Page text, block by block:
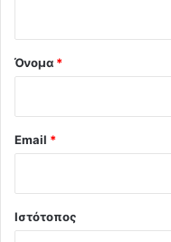
Όνομα *
Email *
Ιστότοπος